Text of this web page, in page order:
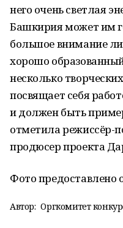
него очень светлая
Башкирия может им
большое внимание
хорошо
несколько
посвящает себя
и должен быть
отметила режиссёр-
продюсер проекта
Фото предоставлено
Автор: Оргкомитет